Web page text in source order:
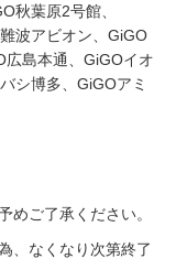
秋葉原2号館、
波アビオン、GiGO
広島本通、GiGOイオ
シ博多、GiGOアミ
ご了承ください。
、なくなり次第終了